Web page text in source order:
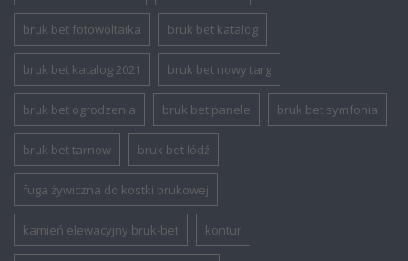
bruk bet fotowoltaika bruk bet katalog
bruk bet katalog 2021 bruk bet nowy targ
bruk bet ogrodzenia bruk bet panele bruk bet symfonia
bruk bet tarnow bruk bet łódź
fuga żywiczna do kostki brukowej
kamień elewacyjny bruk-bet kontur